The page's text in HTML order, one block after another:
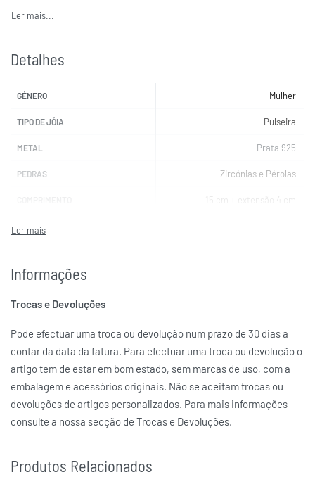
Detalhes
GÉNERO Mulher
TIPO DE JÓIA Pulseira
METAL Prata 925
PEDRAS Zircónias e Pérolas
15 cm + extensão 4 cm
MARCAS
Informações
Trocas e Devoluções
Pode efectuar uma troca ou devolução num prazo de 30 dias a
contar da data da fatura. Para efectuar uma troca ou devolução o
artigo tem de estar em bom estado, sem marcas de uso, com a
embalagem e acessórios originais. Não se aceitam trocas ou
devoluções de artigos personalizados. Para mais informações
consulte a nossa secção de Trocas e Devoluções.
Produtos Relacionados